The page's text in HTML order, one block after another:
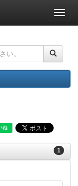
ナ
ビ
ー
ョ
ン
1